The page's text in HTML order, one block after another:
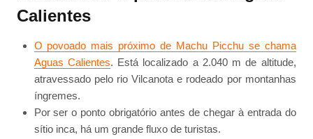
Calientes
O povoado mais próximo de Machu Picchu se chama
Aguas Calientes. Está localizado a 2.040 m de altitude,
atravessado pelo rio Vilcanota e rodeado por montanhas
íngremes.
Por ser o ponto obrigatório antes de chegar à entrada do
sítio inca, há um grande fluxo de turistas.